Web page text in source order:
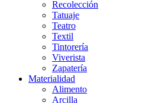
Recolección
Tatuaje
Teatro
Textil
Tintorería
Viverista
Zapatería
Materialidad
Alimento
Arcilla